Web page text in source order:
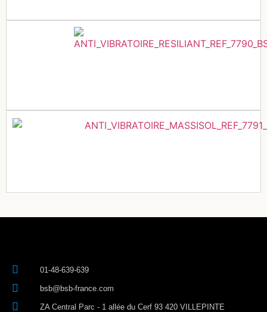
01-48-639-639
bsb@bsb-france.com
ZA Central Parc - 1 allée du Cerf 93 420 VILLEPINTE